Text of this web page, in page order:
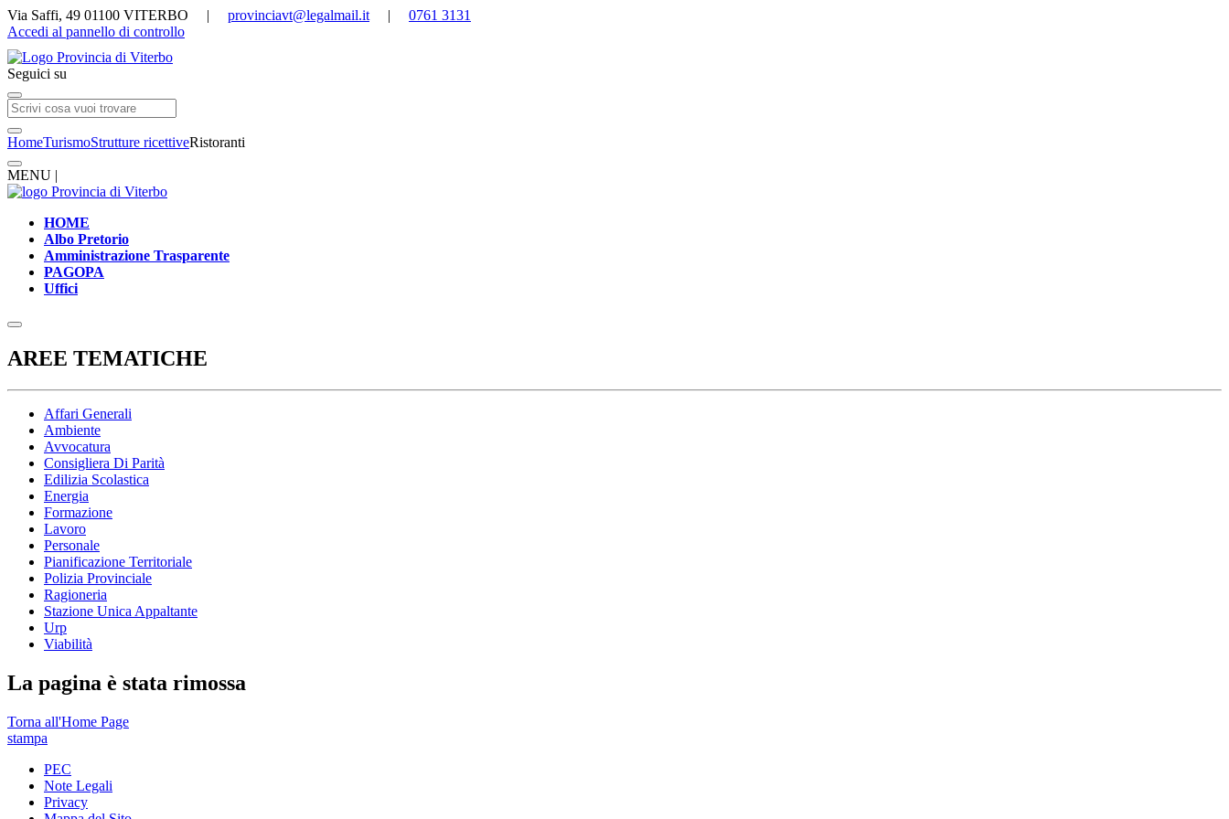
Via Saffi, 49 01100 VITERBO | provinciavt@legalmail.it | 0761 3131
Accedi al pannello di controllo
Seguici su
HomeTurismoStrutture ricettiveRistoranti
MENU |
HOME
Albo Pretorio
Amministrazione Trasparente
PAGOPA
Uffici
AREE TEMATICHE
Affari Generali
Ambiente
Avvocatura
Consigliera Di Parità
Edilizia Scolastica
Energia
Formazione
Lavoro
Personale
Pianificazione Territoriale
Polizia Provinciale
Ragioneria
Stazione Unica Appaltante
Urp
Viabilità
La pagina è stata rimossa
Torna all'Home Page
stampa
PEC
Note Legali
Privacy